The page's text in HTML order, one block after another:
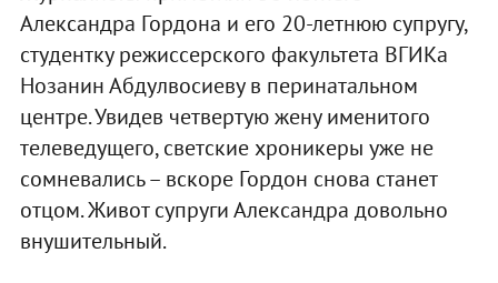
Александра Гордона и его 20-летнюю супругу,
студентку режиссерского факультета ВГИКа
Нозанин Абдулвосиеву в перинатальном
центре. Увидев четвертую жену именитого
телеведущего, светские хроникеры уже не
сомневались – вскоре Гордон снова станет
отцом. Живот супруги Александра довольно
внушительный.